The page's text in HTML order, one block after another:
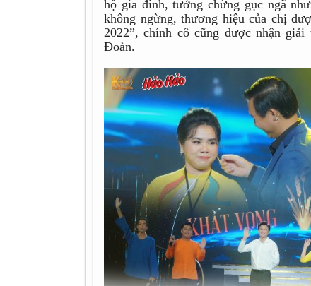
hộ gia đình, tưởng chừng gục ngã
không ngừng, thương hiệu của chị
2022”, chính cô cũng được nhận
Đoàn.